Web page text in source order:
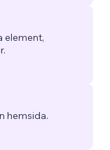
element,
hemsida.